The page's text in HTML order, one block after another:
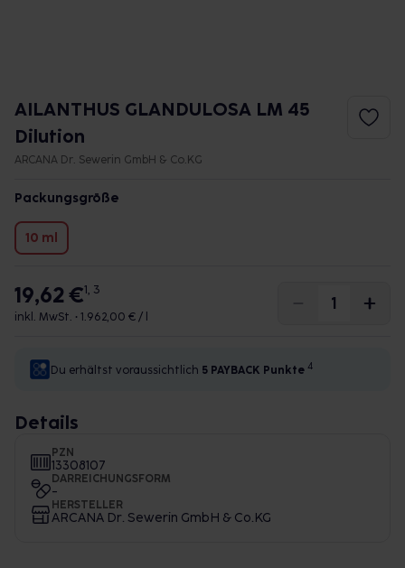
AILANTHUS GLANDULOSA LM 45
Dilution
ARCANA Dr. Sewerin GmbH & Co.KG
Packungsgröße
10 ml
19,62 €1, 3
inkl. MwSt. • 1.962,00 € / l
Du erhältst voraussichtlich 5 PAYBACK Punkte 4
Details
PZN
13308107
DARREICHUNGSFORM
-
HERSTELLER
ARCANA Dr. Sewerin GmbH & Co.KG